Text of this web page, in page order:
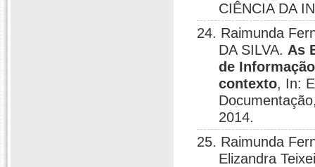
CIÊNCIA DA
24. Raimunda
DA SILVA. As
de
contexto, In:
2014.
25. Raimunda
Elizandra